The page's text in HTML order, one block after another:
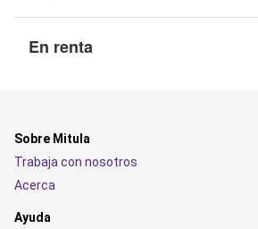
En renta
Sobre Mitula
Trabaja con nosotros
Acerca
Ayuda